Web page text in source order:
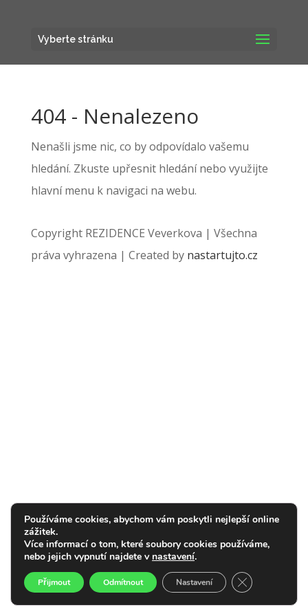
Vyberte stránku
404 - Nenalezeno
Nenašli jsme nic, co by odpovídalo vašemu
hledání. Zkuste upřesnit hledání nebo využijte
hlavní menu k navigaci na webu.
Copyright REZIDENCE Veverkova | Všechna
práva vyhrazena | Created by nastartujto.cz
Používáme cookies, abychom vám poskytli nejlepší online
zážitek.
Více informací o tom, které soubory cookies používáme,
nebo jejich vypnutí najdete v nastavení.
Přijmout Odmítnout Nastavení Zavřít cookie